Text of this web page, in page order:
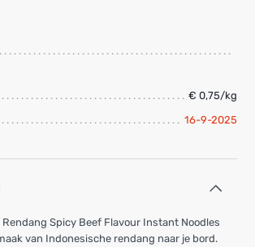
€ 0,75/kg
16-9-2025
Rendang Spicy Beef Flavour Instant Noodles
van Indonesische rendang naar je bord.